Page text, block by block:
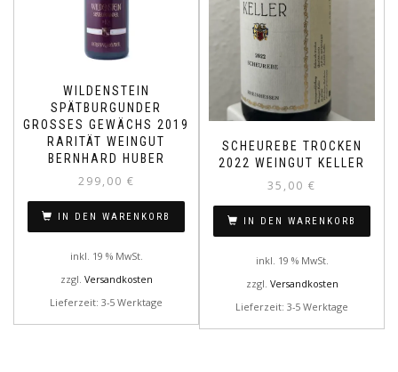
WILDENSTEIN
SPÄTBURGUNDER
GROSSES GEWÄCHS 2019
RARITÄT WEINGUT
BERNHARD HUBER
299,00 €
IN DEN WARENKORB
inkl. 19 % MwSt.
zzgl. Versandkosten
Lieferzeit: 3-5 Werktage
SCHEUREBE TROCKEN
2022 WEINGUT KELLER
35,00 €
IN DEN WARENKORB
inkl. 19 % MwSt.
zzgl. Versandkosten
Lieferzeit: 3-5 Werktage